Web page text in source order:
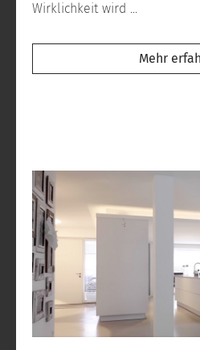
Wirklichkeit wird ...
Mehr